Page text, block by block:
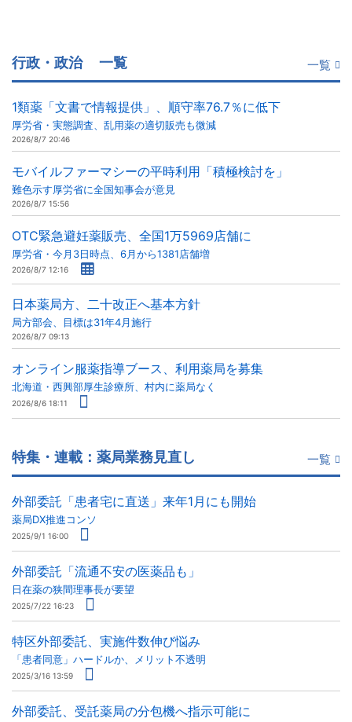
行政・政治 一覧 一覧
1類薬「文書で情報提供」、順守率76.7％に低下
厚労省・実態調査、乱用薬の適切販売も微減
2026/8/7 20:46
モバイルファーマシーの平時利用「積極検討を」
難色示す厚労省に全国知事会が意見
2026/8/7 15:56
OTC緊急避妊薬販売、全国1万5969店舗に
厚労省・今月3日時点、6月から1381店舗増
2026/8/7 12:16
日本薬局方、二十改正へ基本方針
局方部会、目標は31年4月施行
2026/8/7 09:13
オンライン服薬指導ブース、利用薬局を募集
北海道・西興部厚生診療所、村内に薬局なく
2026/8/6 18:11
特集・連載：薬局業務見直し 一覧
外部委託「患者宅に直送」来年1月にも開始
薬局DX推進コンソ
2025/9/1 16:00
外部委託「流通不安の医薬品も」
日在薬の狭間理事長が要望
2025/7/22 16:23
特区外部委託、実施件数伸び悩み
「患者同意」ハードルか、メリット不透明
2025/3/16 13:59
外部委託、受託薬局の分包機へ指示可能に